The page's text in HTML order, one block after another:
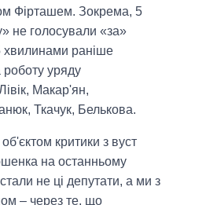
Фірташем. Зокрема, 5
не голосували «за»
хвилинами раніше
роботу уряду
Макар'ян,
Ткачук, Белькова.
критики з вуст
на останньому
стали не ці депутати, а ми з
– через те, що